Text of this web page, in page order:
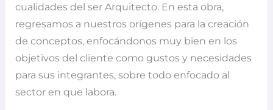
cualidades del ser Arquitecto. En esta obra,
regresamos a nuestros orígenes para la creación
de conceptos, enfocándonos muy bien en los
objetivos del cliente como gustos y necesidades
para sus integrantes, sobre todo enfocado al
sector en que labora.